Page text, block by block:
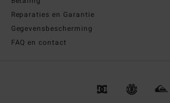
Reparaties en Garantie
Gegevensbescherming
FAQ en contact